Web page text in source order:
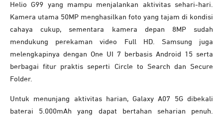
Helio G99 yang mampu menjalankan aktivitas sehari-hari.
Kamera utama 50MP menghasilkan foto yang tajam di kondisi
cahaya cukup, sementara kamera depan 8MP sudah
mendukung perekaman video Full HD. Samsung juga
melengkapinya dengan One UI 7 berbasis Android 15 serta
berbagai fitur praktis seperti Circle to Search dan Secure
Folder.
Untuk menunjang aktivitas harian, Galaxy A07 5G dibekali
baterai 5.000mAh yang dapat bertahan seharian penuh.